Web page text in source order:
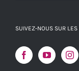
SUIVEZ-NOUS SUR